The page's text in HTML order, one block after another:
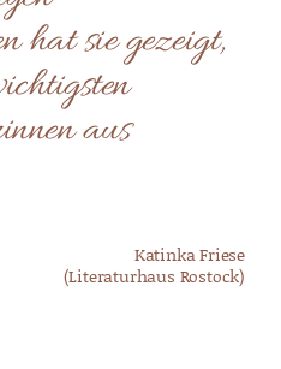
hat sie gezeigt,
aus
Katinka Friese
(Literaturhaus Rostock)